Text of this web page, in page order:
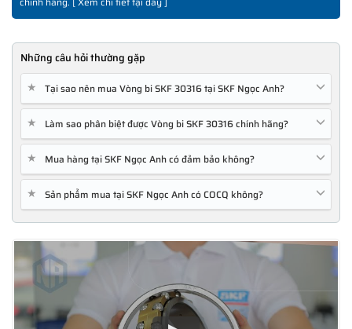
Những câu hỏi thường gặp
★ Tại sao nên mua Vòng bi SKF 30316 tại SKF Ngọc Anh?
★ Làm sao phân biệt được Vòng bi SKF 30316 chính hãng?
★ Mua hàng tại SKF Ngọc Anh có đảm bảo không?
★ Sản phẩm mua tại SKF Ngọc Anh có COCQ không?